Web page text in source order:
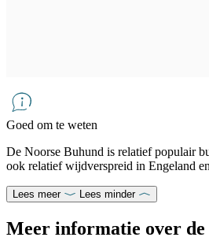
Goed om te weten
De Noorse Buhund is relatief populair
ook relatief wijdverspreid in Engeland
Lees meer Lees minder
Meer informatie over de